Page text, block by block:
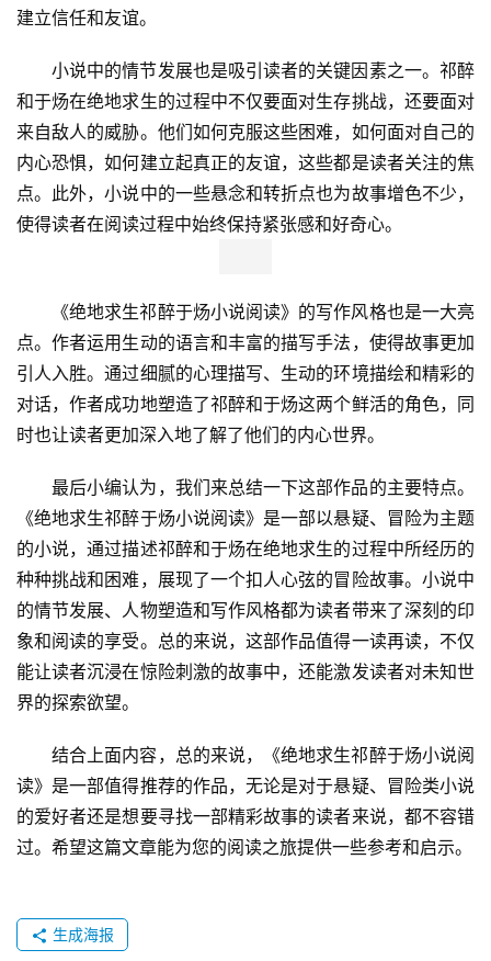
建立信任和友谊。
小说中的情节发展也是吸引读者的关键因素之一。祁醉
和于炀在绝地求生的过程中不仅要面对生存挑战，还要面对
来自敌人的威胁。他们如何克服这些困难，如何面对自己的
内心恐惧，如何建立起真正的友谊，这些都是读者关注的焦
点。此外，小说中的一些悬念和转折点也为故事增色不少，
使得读者在阅读过程中始终保持紧张感和好奇心。
《绝地求生祁醉于炀小说阅读》的写作风格也是一大亮
点。作者运用生动的语言和丰富的描写手法，使得故事更加
引人入胜。通过细腻的心理描写、生动的环境描绘和精彩的
对话，作者成功地塑造了祁醉和于炀这两个鲜活的角色，同
时也让读者更加深入地了解了他们的内心世界。
最后小编认为，我们来总结一下这部作品的主要特点。
《绝地求生祁醉于炀小说阅读》是一部以悬疑、冒险为主题
的小说，通过描述祁醉和于炀在绝地求生的过程中所经历的
种种挑战和困难，展现了一个扣人心弦的冒险故事。小说中
的情节发展、人物塑造和写作风格都为读者带来了深刻的印
象和阅读的享受。总的来说，这部作品值得一读再读，不仅
能让读者沉浸在惊险刺激的故事中，还能激发读者对未知世
界的探索欲望。
结合上面内容，总的来说，《绝地求生祁醉于炀小说阅
读》是一部值得推荐的作品，无论是对于悬疑、冒险类小说
的爱好者还是想要寻找一部精彩故事的读者来说，都不容错
过。希望这篇文章能为您的阅读之旅提供一些参考和启示。
生成海报